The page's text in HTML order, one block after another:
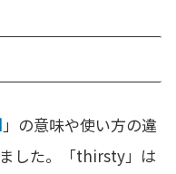
」の意味や使い方の違
した。「thirsty」は